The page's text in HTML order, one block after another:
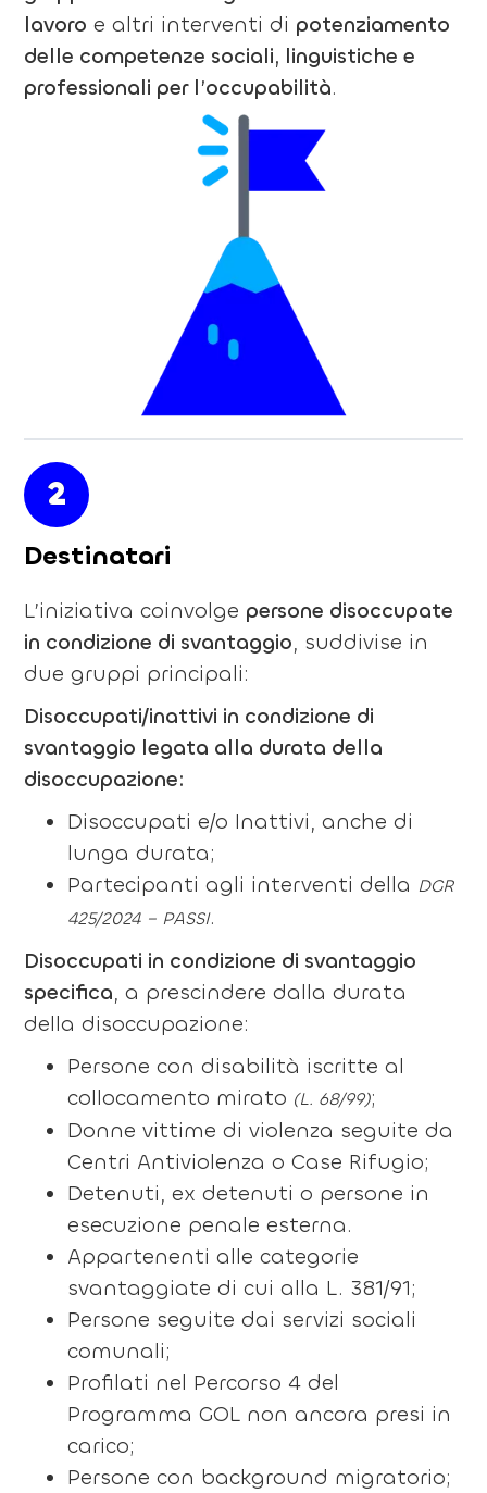
lavoro e altri interventi di potenziamento
delle competenze sociali, linguistiche e
professionali per l’occupabilità.
2
Destinatari
L’iniziativa coinvolge persone disoccupate
in condizione di svantaggio, suddivise in
due gruppi principali:
Disoccupati/inattivi in condizione di
svantaggio legata alla durata della
disoccupazione:
Disoccupati e/o Inattivi, anche di
lunga durata;
Partecipanti agli interventi della DGR
425/2024 – PASSI.
Disoccupati in condizione di svantaggio
specifica, a prescindere dalla durata
della disoccupazione:
Persone con disabilità iscritte al
collocamento mirato (L. 68/99);
Donne vittime di violenza seguite da
Centri Antiviolenza o Case Rifugio;
Detenuti, ex detenuti o persone in
esecuzione penale esterna.
Appartenenti alle categorie
svantaggiate di cui alla L. 381/91;
Persone seguite dai servizi sociali
comunali;
Profilati nel Percorso 4 del
Programma GOL non ancora presi in
carico;
Persone con background migratorio;